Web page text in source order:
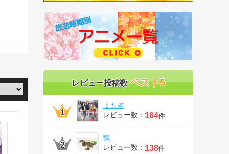
レビュー投稿数ベスト5
よもぎ
レビュー数： 164件
鴨
レビュー数： 138件